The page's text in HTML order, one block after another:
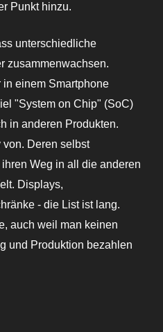
Punkt hinzu.
unterschiedliche
zusammenwachsen.
einem Smartphone
"System on Chip" (SoC)
in anderen Produkten.
von. Deren selbst
Weg in all die anderen
Displays,
- die List ist lang.
auch weil man keinen
und Produktion bezahlen